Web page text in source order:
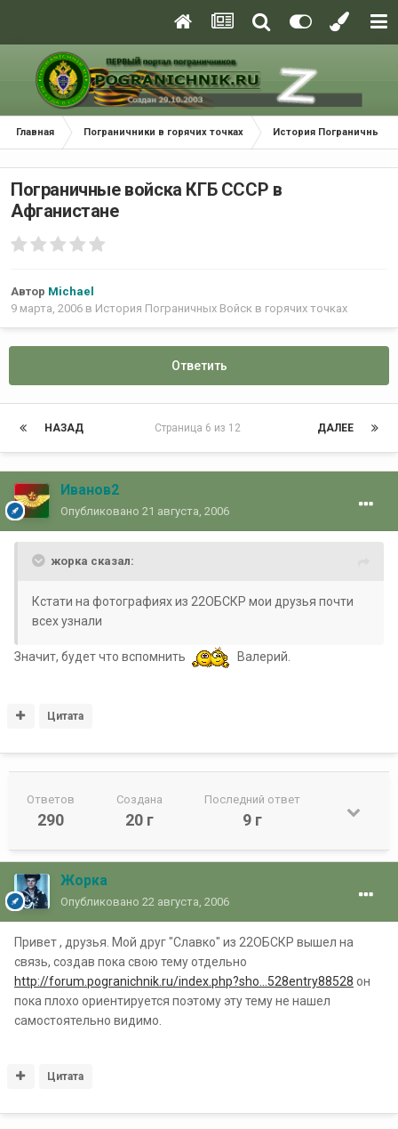
Главная Пограничники в горячих точках История Пограничных
Пограничные войска КГБ СССР в
Афганистане
Автор Michael
9 марта, 2006 в История Пограничных Войск в горячих точках
Ответить
НАЗАД ДАЛЕЕ
Страница 6 из 12
Иванов2
Опубликовано 21 августа, 2006
жорка сказал:
Кстати на фотографиях из 22ОБСКР мои друзья почти
всех узнали
Значит, будет что вспомнить Валерий.
Цитата
Ответов
290
Создана
20 г
Последний ответ
9 г
Жорка
Опубликовано 22 августа, 2006
Привет , друзья. Мой друг "Славко" из 22ОБСКР вышел на
связь, создав пока свою тему отдельно
http://forum.pogranichnik.ru/index.php?sho...528entry88528 он
пока плохо ориентируется поэтому эту тему не нашел
самостоятельно видимо.
Цитата